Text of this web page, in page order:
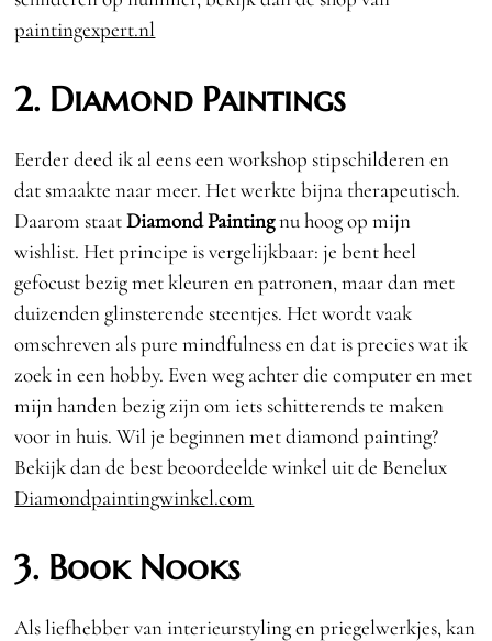
paintingexpert.nl
2. Diamond Paintings
Eerder deed ik al eens een workshop stipschilderen en
dat smaakte naar meer. Het werkte bijna therapeutisch.
Daarom staatDiamond Paintingnu hoog op mijn
wishlist. Het principe is vergelijkbaar: je bent heel
gefocust bezig met kleuren en patronen, maar dan met
duizenden glinsterende steentjes. Het wordt vaak
omschreven als pure mindfulness en dat is precies wat ik
zoek in een hobby. Even weg achter die computer en met
mijn handen bezig zijn om iets schitterends te maken
voor in huis. Wil je beginnen met diamond painting?
Bekijk dan de best beoordeelde winkel uit de Benelux
Diamondpaintingwinkel.com
3. Book Nooks
Als liefhebber van interieurstyling en priegelwerkjes, kan